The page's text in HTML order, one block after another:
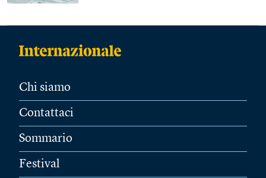
Chi siamo
Contattaci
Sommario
Festival